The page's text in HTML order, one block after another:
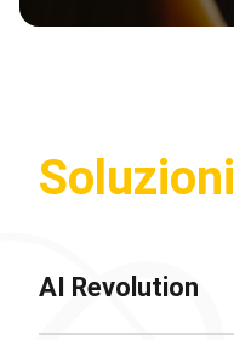
Soluzioni
AI Revolution